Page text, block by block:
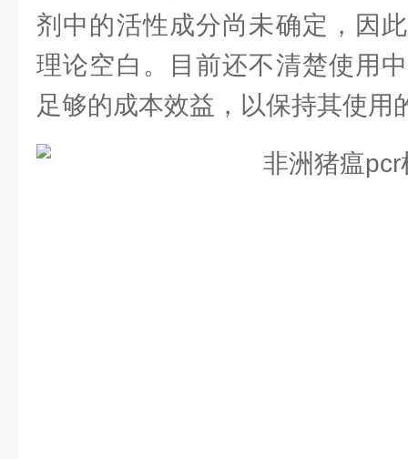
剂中的活性成分尚未确定，因
理论空白。目前还不清楚使用
足够的成本效益，以保持其使用